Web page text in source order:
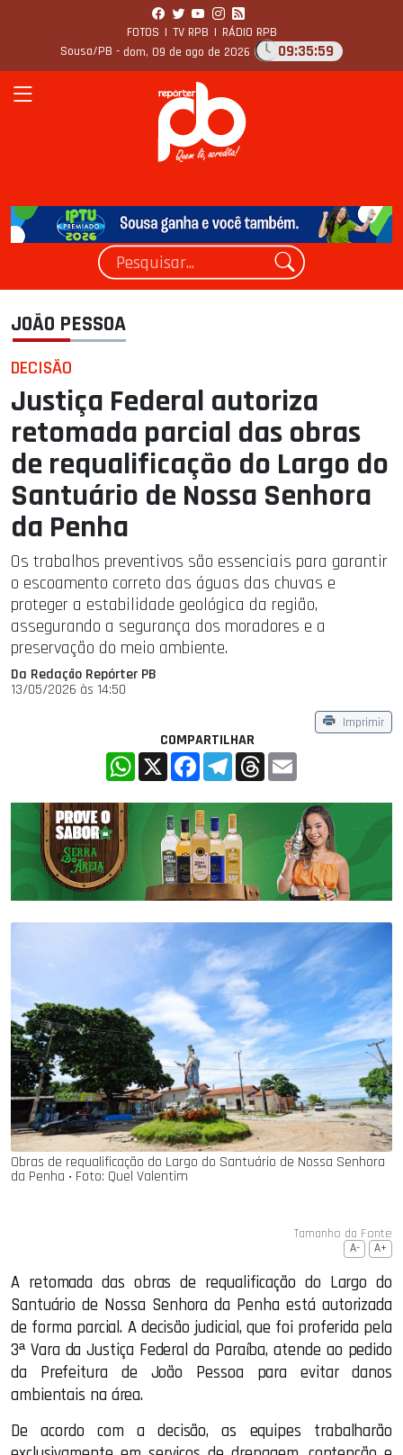
FOTOS | TV RPB | RÁDIO RPB
Sousa/PB - dom, 09 de ago de 2026 09:36:00
JOÃO PESSOA
DECISÃO
Justiça Federal autoriza
retomada parcial das obras
de requalificação do Largo do
Santuário de Nossa Senhora
da Penha
Os trabalhos preventivos são essenciais para garantir
o escoamento correto das águas das chuvas e
proteger a estabilidade geológica da região,
assegurando a segurança dos moradores e a
preservação do meio ambiente.
Da Redação Repórter PB
13/05/2026 às 14:50
Imprimir
COMPARTILHAR
WhatsApp
X FacebookTelegramThreads
Obras de requalificação do Largo do Santuário de Nossa Senhora
da Penha ‧ Foto: Quel Valentim
Tamanho da Fonte
A- A+
A retomada das obras de requalificação do Largo do
Santuário de Nossa Senhora da Penha está autorizada
de forma parcial. A decisão judicial, que foi proferida pela
3ª Vara da Justiça Federal da Paraíba, atende ao pedido
da Prefeitura de João Pessoa para evitar danos
ambientais na área.
De acordo com a decisão, as equipes trabalharão